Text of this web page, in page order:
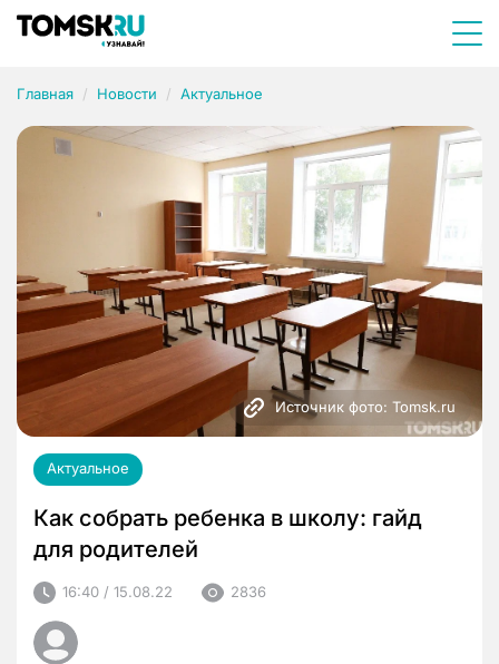
Главная Новости Актуальное
Источник фото: Tomsk.ru
Актуальное
Как собрать ребенка в школу: гайд
для родителей
16:40 / 15.08.22 2836